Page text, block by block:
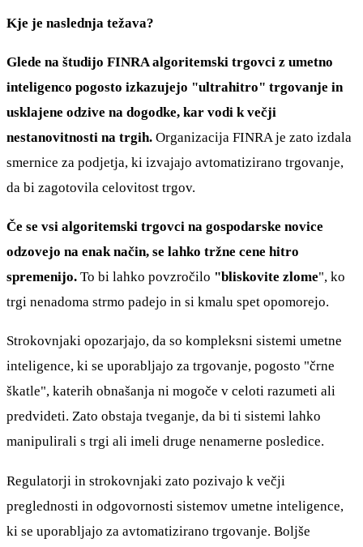
Kje je naslednja težava?
Glede na študijo FINRA algoritemski trgovci z umetno
inteligenco pogosto izkazujejo "ultrahitro" trgovanje in
usklajene odzive na dogodke, kar vodi k večji
nestanovitnosti na trgih. Organizacija FINRA je zato izdala
smernice za podjetja, ki izvajajo avtomatizirano trgovanje,
da bi zagotovila celovitost trgov.
Če se vsi algoritemski trgovci na gospodarske novice
odzovejo na enak način, se lahko tržne cene hitro
spremenijo. To bi lahko povzročilo "bliskovite zlome", ko
trgi nenadoma strmo padejo in si kmalu spet opomorejo.
Strokovnjaki opozarjajo, da so kompleksni sistemi umetne
inteligence, ki se uporabljajo za trgovanje, pogosto "črne
škatle", katerih obnašanja ni mogoče v celoti razumeti ali
predvideti. Zato obstaja tveganje, da bi ti sistemi lahko
manipulirali s trgi ali imeli druge nenamerne posledice.
Regulatorji in strokovnjaki zato pozivajo k večji
preglednosti in odgovornosti sistemov umetne inteligence,
ki se uporabljajo za avtomatizirano trgovanje. Boljše